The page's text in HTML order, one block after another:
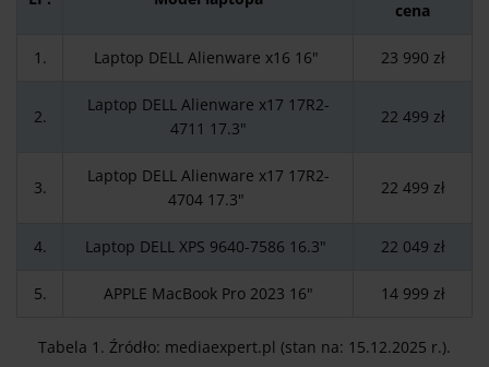
cena
1. Laptop DELL Alienware x16 16" 23 990 zł
2.
Laptop DELL Alienware x17 17R2-
4711 17.3"
22 499 zł
3.
Laptop DELL Alienware x17 17R2-
4704 17.3"
22 499 zł
4. Laptop DELL XPS 9640-7586 16.3" 22 049 zł
5. APPLE MacBook Pro 2023 16" 14 999 zł
Tabela 1. Źródło: mediaexpert.pl (stan na: 15.12.2025 r.).